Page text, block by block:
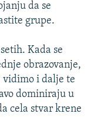
da se
grupe.
Kada se
obrazovanje,
i dalje te
dominiraju u
cela stvar krene